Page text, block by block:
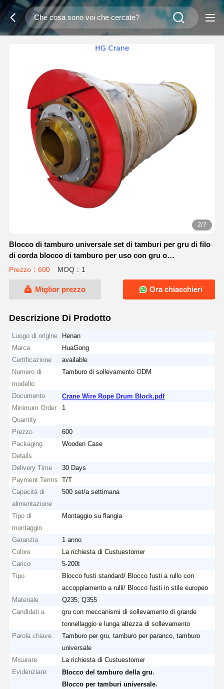
2/7
Blocco di tamburo universale set di tamburi per gru di filo
di corda blocco di tamburo per uso con gru o
sollevamento
Prezzo：600 MOQ：1
Miglior prezzo Ora chiacchieri
Descrizione Di Prodotto
Luogo di origine
Henan
Marca
HuaGong
Certificazione
available
Numero di
modello
Tamburo di sollevamento ODM
Documento
Crane Wire Rope Drum Block.pdf
Minimum Order
Quantity
1
Prezzo
600
Packaging
Details
Wooden Case
Delivery Time
30 Days
Payment Terms
T/T
Capacità di
alimentazione
500 set/a settimana
Tipo di
montaggio
Montaggio su flangia
Garanzia
1 anno
Colore
La richiesta di Custuestomer
Carico
5-200t
Tipo
Blocco fusti standard/ Blocco fusti a rullo con
accoppiamento a rulli/ Blocco fusti in stile europeo
Materiale
Q235; Q355
Candidati a
gru con meccanismi di sollevamento di grande
tonnellaggio e lunga altezza di sollevamento
Parola chiave
Tamburo per gru, tamburo per paranco, tamburo
universale
Misurare
La richiesta di Custuestomer
Evidenziare:
Blocco del tamburo della gru
Blocco per tamburi universale